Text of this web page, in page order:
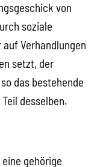
von
soziale
Verhandlungen
setzt, der
das bestehende
desselben.
gehörige